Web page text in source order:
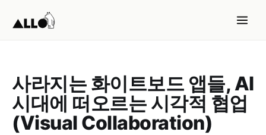
사라지는 화이트보드 앱들, AI
시대에 떠오르는 시각적 협업
(Visual Collaboration)